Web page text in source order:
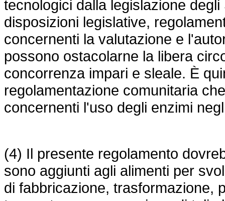
tecnologici dalla legislazione
disposizioni legislative,
concernenti la valutazione e
possono ostacolarne la libera
concorrenza impari e sleale. È
regolamentazione comunitaria
concernenti l'uso degli enzimi
(4) Il presente regolamento
sono aggiunti agli alimenti per
di fabbricazione, trasformazione,